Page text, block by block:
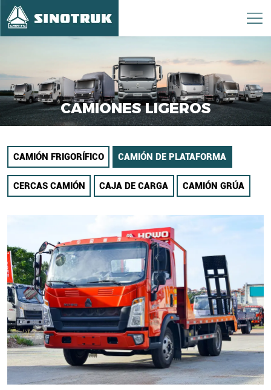
CAMIONES LIGEROS
CAMIÓN FRIGORÍFICO CAMIÓN DE PLATAFORMA
CERCAS CAMIÓN CAJA DE CARGA CAMIÓN GRÚA